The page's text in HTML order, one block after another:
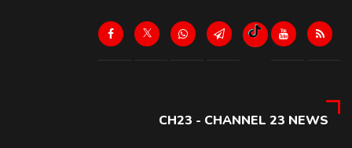
CH23 - CHANNEL 23 NEWS